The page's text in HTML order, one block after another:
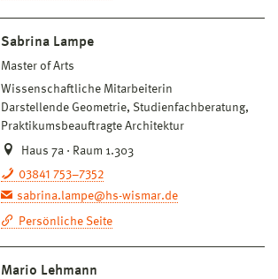
Sabrina Lampe
Master of Arts
Wissenschaftliche Mitarbeiterin
Darstellende Geometrie, Studienfachberatung,
Praktikumsbeauftragte Architektur
Haus 7a · Raum 1.303
03841 753–7352
sabrina.lampe@hs-wismar.de
Persönliche Seite
Mario Lehmann